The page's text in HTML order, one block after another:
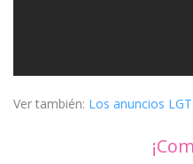
Ver también: Los anuncios